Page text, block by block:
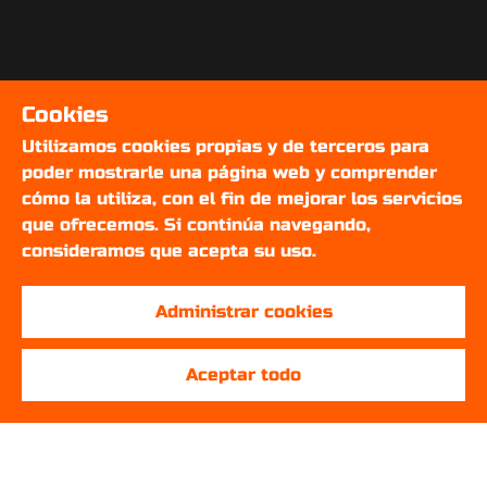
Cookies
Utilizamos cookies propias y de terceros para
poder mostrarle una página web y comprender
cómo la utiliza, con el fin de mejorar los servicios
que ofrecemos. Si continúa navegando,
consideramos que acepta su uso.
Administrar cookies
Aceptar todo